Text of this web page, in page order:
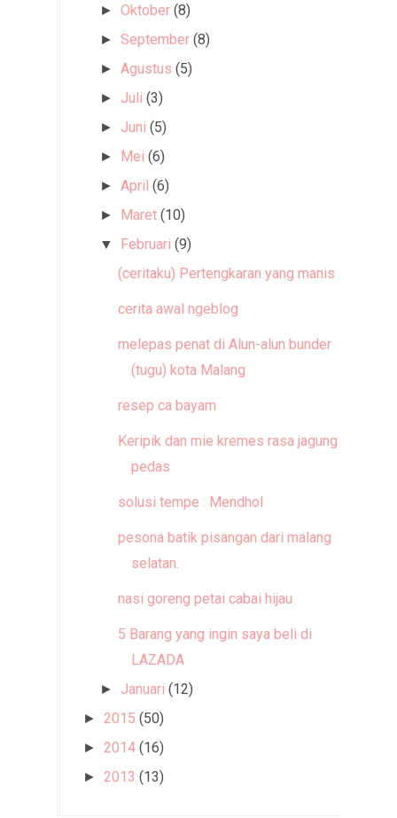
►Oktober (8)
►September (8)
►Agustus (5)
► Juli (3)
► Juni (5)
► Mei (6)
►April (6)
► Maret (10)
▼ Februari (9)
(ceritaku) Pertengkaran yang manis
cerita awal ngeblog
melepas penat di Alun-alun bunder
(tugu) kota Malang
resep ca bayam
Keripik dan mie kremes rasa jagung
pedas
solusi tempe : Mendhol
pesona batik pisangan dari malang
selatan.
nasi goreng petai cabai hijau
5 Barang yang ingin saya beli di
LAZADA
► Januari (12)
► 2015 (50)
► 2014 (16)
► 2013 (13)